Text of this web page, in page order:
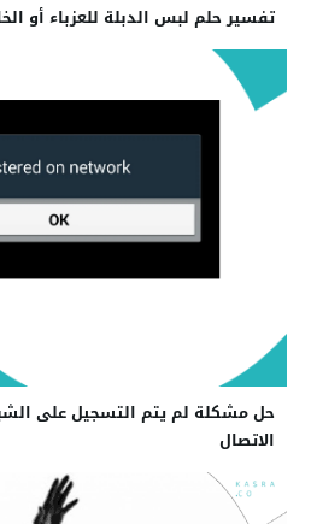
تفسير حلم لبس الدبلة للعزباء أو
حل مشكلة لم يتم التسجيل على
الاتصال